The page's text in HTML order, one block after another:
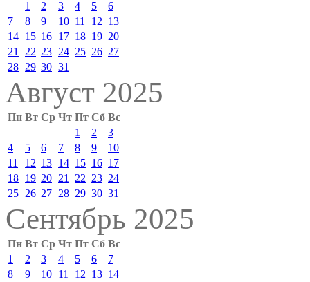
1
2 3 4 5
6
7
8 9 10 11 12 13
14 15 16 17 18 19 20
21
22 23 24 25 26 27
28 29 30 31
Август 2025
Пн Вт Ср Чт Пт Сб Вс
1
2
3
4
5 6 7 8 9
10
11
12 13 14 15 16 17
18 19 20 21 22 23 24
25 26 27 28 29 30 31
Сентябрь 2025
Пн Вт Ср Чт Пт Сб Вс
1
2 3 4 5 6
7
8
9 10 11 12 13 14